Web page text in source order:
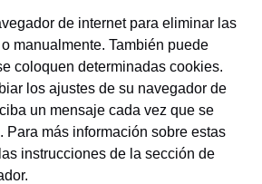
de internet para eliminar las
manualmente. También puede
coloquen determinadas cookies.
los ajustes de su navegador de
un mensaje cada vez que se
Para más información sobre estas
instrucciones de la sección de